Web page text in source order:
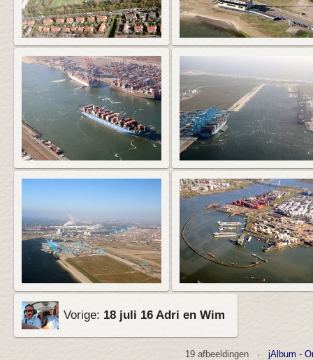
Vorige: 18 juli 16 Adri en Wim
19 afbeeldingen ·jAlbum -